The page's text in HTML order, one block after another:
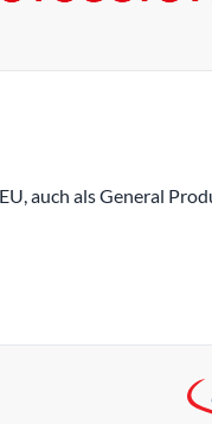
auch als General